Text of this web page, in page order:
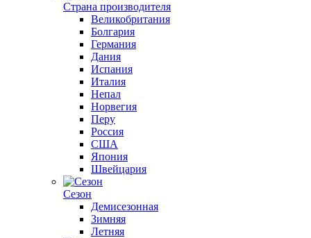
Страна производителя
Великобритания
Болгария
Германия
Дания
Испания
Италия
Непал
Норвегия
Перу
Россия
США
Япония
Швейцария
Сезон
Демисезонная
Зимняя
Летняя